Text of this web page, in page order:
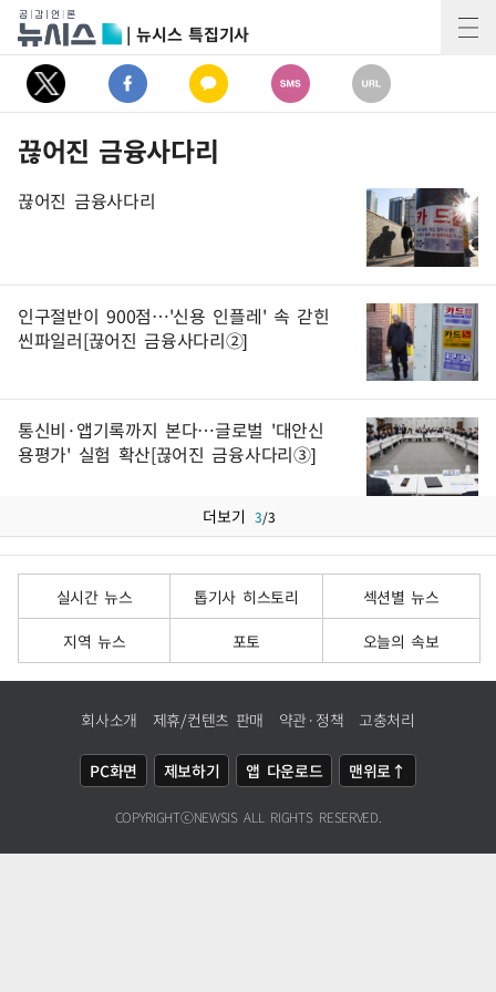
| 뉴시스 특집기사
끊어진 금융사다리
끊어진 금융사다리
인구절반이 900점…'신용 인플레' 속 갇힌
씬파일러[끊어진 금융사다리②]
통신비·앱기록까지 본다…글로벌 '대안신
용평가' 실험 확산[끊어진 금융사다리③]
더보기 3/3
실시간 뉴스 톱기사 히스토리
섹션별 뉴스
지역 뉴스
포토 오늘의 속보
회사소개 제휴/컨텐츠 판매 약관·정책 고충처리
PC화면 제보하기 앱 다운로드 맨위로↑
COPYRIGHTⓒNEWSISALL RIGHTS RESERVED.